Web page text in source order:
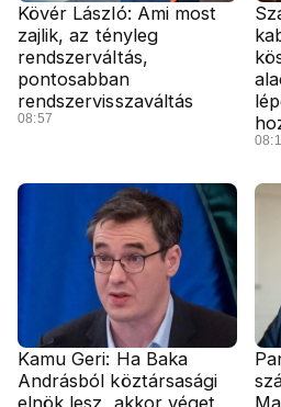
Kövér László: Ami most
zajlik, az tényleg
rendszerváltás,
pontosabban
rendszervisszaváltás
08:57
Kamu Geri: Ha Baka
Andrásból köztársasági
elnök lesz, akkor véget